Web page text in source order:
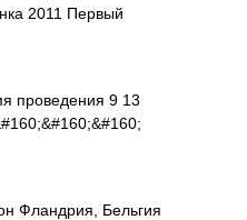
2011 Первый
проведения 9 13
Фландрия, Бельгия